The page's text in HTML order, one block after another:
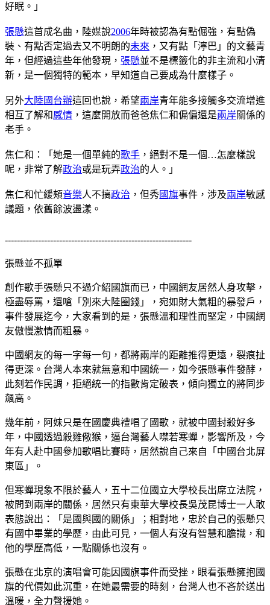
好眠。」
張懸這首成名曲，陸媒說2006年時被認為有點倔強，有點偽
裝、有點否定過去又不明朗的未來 ，又有點「濘巴」的文藝青
年，但經過這些年他發現， 張懸並不是標籤化的非主流和小清
新，是一個獨特的範本，早知道自己要成為什麼樣子。
另外大陸國台辦這回也說，希望兩岸青年能多接觸多交流增進
相互了解和感情 ，這麼開放而爸爸焦仁和偏偏還是兩岸關係的
老手。
焦仁和：「她是一個單純的歌手 ，絕對不是一個…怎麼樣說
呢，非常了解政治或是玩弄政治的人。」
焦仁和忙緩頰音樂人不搞政治 ，但秀國旗事件，涉及兩岸敏感
議題，依舊餘波盪漾。
--------------------------------------------------------------
張懸並不孤單
創作歌手張懸只不過介紹國旗而已，中國網友居然人身攻擊，
極盡辱罵，還嗆「別來大陸圈錢」，宛如財大氣粗的暴發戶，
事件發展迄今，大家看到的是，張懸溫和理性而堅定，中國網
友傲慢激情而粗暴。
中國網友的每一字每一句，都將兩岸的距離推得更遠，裂痕扯
得更深。台灣人本來就無意和中國統一，如今張懸事件發酵，
此刻若作民調，拒絕統一的指數肯定破表，傾向獨立的將同步
飆高。
幾年前，阿妹只是在國慶典禮唱了國歌，就被中國封殺好多
年，中國透過殺雞儆猴，逼台灣藝人噤若寒蟬，影響所及，今
年有人赴中國參加歌唱比賽時，居然說自己來自「中國台北屏
東區」。
但寒蟬現象不限於藝人，五十二位國立大學校長出席立法院，
被問到兩岸的關係，居然只有東華大學校長吳茂昆博士一人敢
表態說出：「是國與國的關係」；相對地，忠於自己的張懸只
有國中畢業的學歷，由此可見，一個人有沒有智慧和膽識，和
他的學歷高低，一點關係也沒有。
張懸在北京的演唱會可能因國旗事件而受挫，眼看張懸擁抱國
旗的代價如此沉重，在她最需要的時刻，台灣人也不吝於送出
溫暖，全力聲援她。